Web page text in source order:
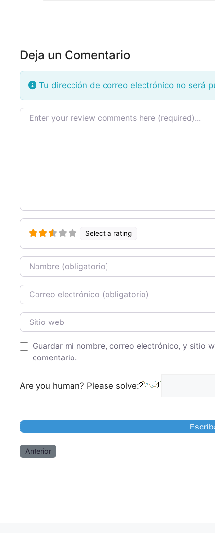
Deja un Comentario
Tu dirección de correo electrónico no será
Texto de la reseña
Select a rating
Nombre
Correo Electronico
Sitio web
Guardar mi nombre, correo electrónico, y sitio
comentario.
Are you human? Please solve:
Anterior